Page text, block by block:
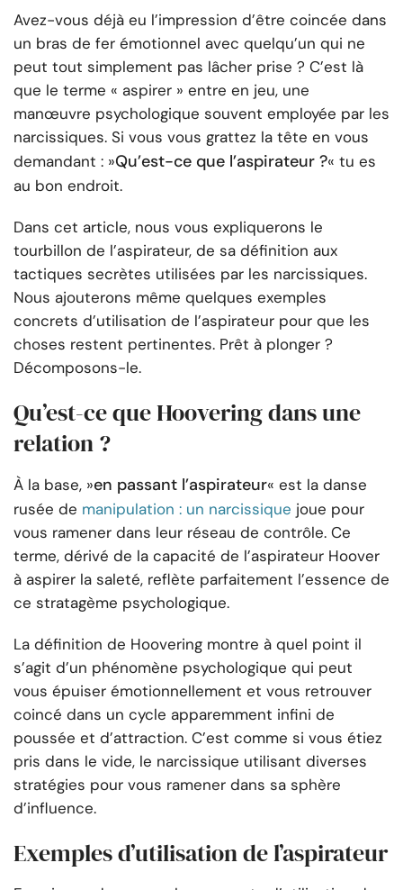
Avez-vous déjà eu l’impression d’être coincée dans
un bras de fer émotionnel avec quelqu’un qui ne
peut tout simplement pas lâcher prise ? C’est là
que le terme « aspirer » entre en jeu, une
manœuvre psychologique souvent employée par les
narcissiques. Si vous vous grattez la tête en vous
demandant : »Qu’est-ce que l’aspirateur ?« tu es
au bon endroit.
Dans cet article, nous vous expliquerons le
tourbillon de l’aspirateur, de sa définition aux
tactiques secrètes utilisées par les narcissiques.
Nous ajouterons même quelques exemples
concrets d’utilisation de l’aspirateur pour que les
choses restent pertinentes. Prêt à plonger ?
Décomposons-le.
Qu’est-ce que Hoovering dans une
relation ?
À la base, »en passant l’aspirateur« est la danse
rusée de manipulation : un narcissique joue pour
vous ramener dans leur réseau de contrôle. Ce
terme, dérivé de la capacité de l’aspirateur Hoover
à aspirer la saleté, reflète parfaitement l’essence de
ce stratagème psychologique.
La définition de Hoovering montre à quel point il
s’agit d’un phénomène psychologique qui peut
vous épuiser émotionnellement et vous retrouver
coincé dans un cycle apparemment infini de
poussée et d’attraction. C’est comme si vous étiez
pris dans le vide, le narcissique utilisant diverses
stratégies pour vous ramener dans sa sphère
d’influence.
Exemples d’utilisation de l’aspirateur